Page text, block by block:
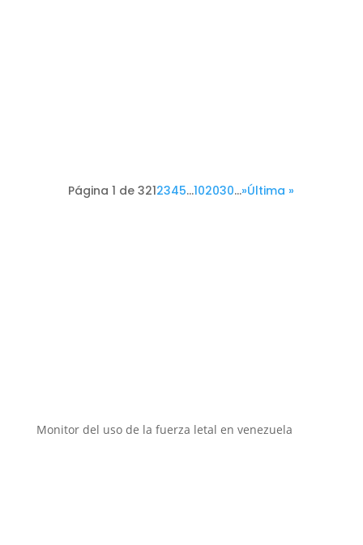
Página 1 de 3212345...102030...»Última »
Monitor del uso de la fuerza letal en venezuela